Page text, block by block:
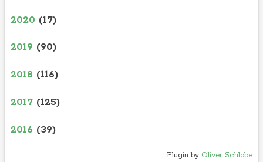
2020 (17)
2019 (90)
2018 (116)
2017 (125)
2016 (39)
Plugin by Oliver Schlöbe